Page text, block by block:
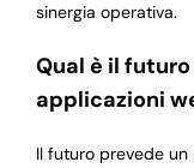
sinergia operativa.
Qual è il
applicazioni
Il futuro prevede un